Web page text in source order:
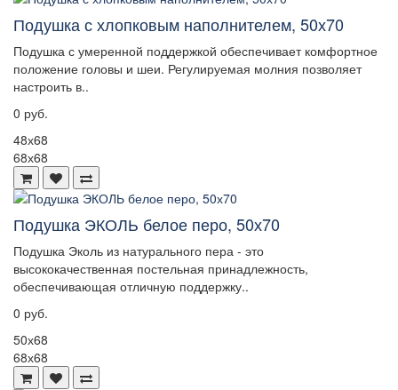
Подушка с хлопковым наполнителем, 50х70
Подушка с умеренной поддержкой обеспечивает комфортное
положение головы и шеи. Регулируемая молния позволяет
настроить в..
0 руб.
48х68
68х68
Подушка ЭКОЛЬ белое перо, 50х70
Подушка Эколь из натурального пера - это
высококачественная постельная принадлежность,
обеспечивающая отличную поддержку..
0 руб.
50х68
68х68